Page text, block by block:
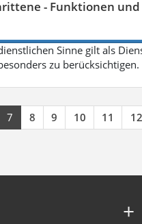
- Funktionen
Sinne gilt als
zu berücksichtigen.
7 8 9 10 11 12